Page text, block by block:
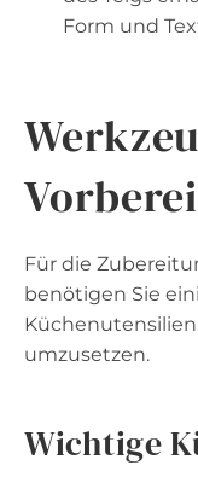
Form und
Für die
benötigen Sie
umzusetzen.
Wichtige